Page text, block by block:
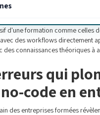
d'une formation comme celles
des workflows directement
des connaissances théoriques à
qui
code en
des entreprises formées